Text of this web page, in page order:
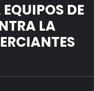
DE
LA